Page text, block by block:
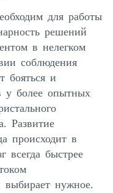
для работы
решений
в нелегком
соблюдения
бояться и
у более опытных
Развитие
происходит в
всегда быстрее
выбирает нужное.